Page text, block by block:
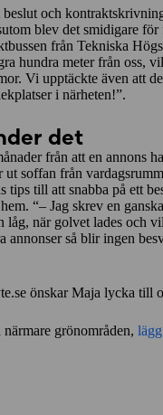
och
blev det smidigare
från Tekniska
hundra meter från oss,
Vi upptäckte även att
i närheten!”.
det
från att en annons
soffan från
tips till att snabba på ett
“– Jag skrev en
låg, när golvet lades och
annonser så blir ingen
önskar Maja lycka till
grönområden,